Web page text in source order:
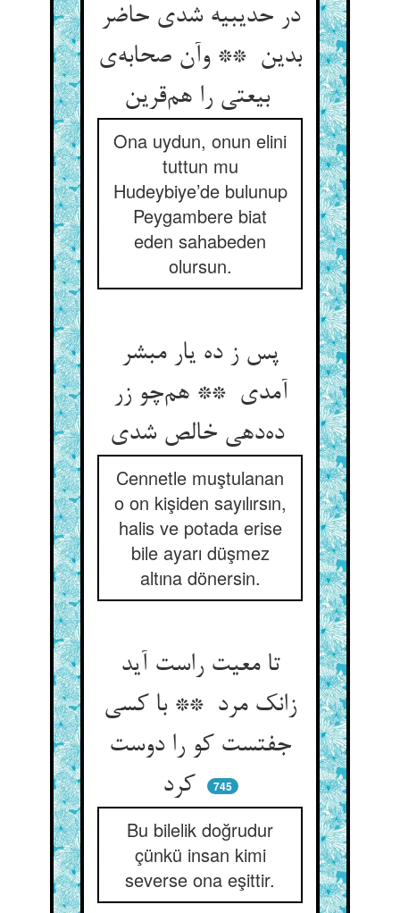
در حدیبیه شدی حاضر
بدین ** وآن صحابه‌ی
بیعتی را هم‌قرین
Ona uydun, onun elini
tuttun mu
Hudeybiye’de bulunup
Peygambere biat
eden sahabeden
olursun.
پس ز ده یار مبشر
آمدی ** هم‌چو زر
ده‌دهی خالص شدی
Cennetle muştulanan
o on kişiden sayılırsın,
halis ve potada erise
bile ayarı düşmez
altına dönersin.
تا معیت راست آید
زانک مرد ** با کسی
جفتست کو را دوست
کرد
745
Bu bilelik doğrudur
çünkü insan kimi
severse ona eşittir.